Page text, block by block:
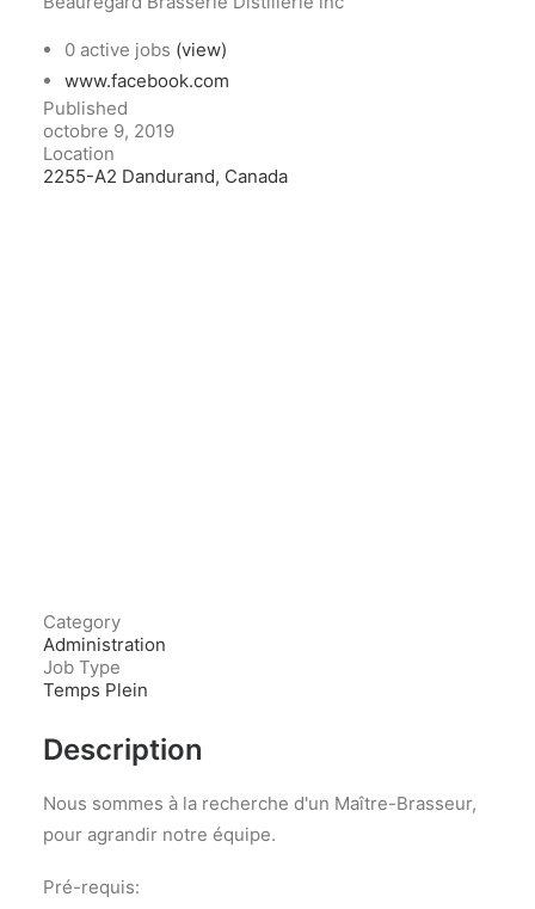
0 active jobs (view)
www.facebook.com
Published
octobre 9, 2019
Location
2255-A2 Dandurand, Canada
Category
Administration
Job Type
Temps Plein
Description
Nous sommes à la recherche d'un Maître-Brasseur,
pour agrandir notre équipe.
Pré-requis: